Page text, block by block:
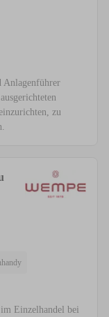
Anlagenführer
zu
Einzelhandel bei